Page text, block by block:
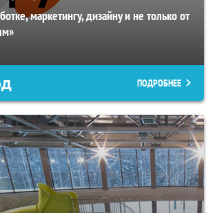
маркетингу, дизайну и не только от
ПОДРОБНЕЕ